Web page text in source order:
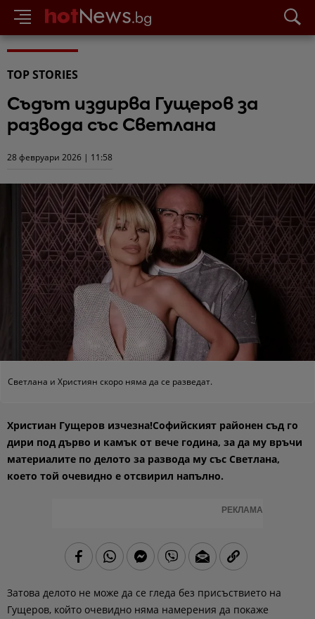
TOP STORIES
Съдът издирва Гущеров за
развода със Светлана
28 февруари 2026 | 11:58
Светлана и Християн скоро няма да се разведат.
Христиан Гущеров изчезна!Софийският районен съд го
дири под дърво и камък от вече година, за да му връчи
материалите по делото за развода му със Светлана,
което той очевидно е отсвирил напълно.
РЕКЛАМА
Затова делото не може да се гледа без присъствието на
Гущеров, който очевидно няма намерения да покаже